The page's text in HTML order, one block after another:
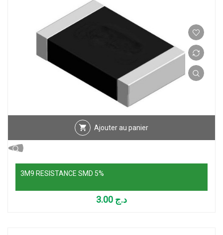
Ajouter au panier
3M9 RESISTANCE SMD 5%
د.ج